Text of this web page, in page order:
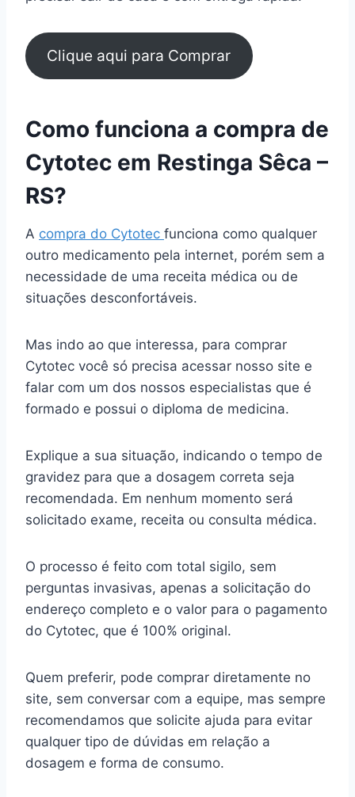
Clique aqui para Comprar
Como funciona a compra de
Cytotec em Restinga Sêca –
RS?
A compra do Cytotec funciona como qualquer
outro medicamento pela internet, porém sem a
necessidade de uma receita médica ou de
situações desconfortáveis.
Mas indo ao que interessa, para comprar
Cytotec você só precisa acessar nosso site e
falar com um dos nossos especialistas que é
formado e possui o diploma de medicina.
Explique a sua situação, indicando o tempo de
gravidez para que a dosagem correta seja
recomendada. Em nenhum momento será
solicitado exame, receita ou consulta médica.
O processo é feito com total sigilo, sem
perguntas invasivas, apenas a solicitação do
endereço completo e o valor para o pagamento
do Cytotec, que é 100% original.
Quem preferir, pode comprar diretamente no
site, sem conversar com a equipe, mas sempre
recomendamos que solicite ajuda para evitar
qualquer tipo de dúvidas em relação a
dosagem e forma de consumo.